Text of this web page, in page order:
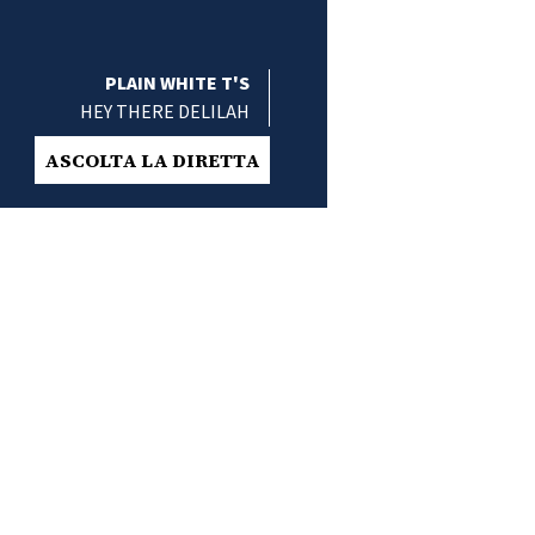
PLAIN WHITE T'S
HEY THERE DELILAH
ASCOLTA LA DIRETTA